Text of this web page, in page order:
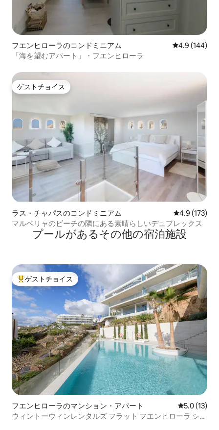
フエンヒローラのコンドミニアム レビュー144
4.9 (144)
「海を望むアパート」・フエンヒローラ
ゲストチョイス
ゲストチョイス
ラス・チャパスのコンドミニアム レビュー173
4.9 (173)
マルベリャのビーチの隣にある素晴らしいデュプレックス
プールがあるその他の宿泊施設
大好評のゲストチョイスです。
ゲストチョイス
フエンヒローラのマンション・アパート レビュー13
5.0 (13)
ウィントーウィンレンタルズ フラット フエンヒローラ シー